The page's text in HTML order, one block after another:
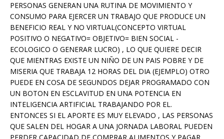
PERSONAS GENERAN UNA RUTINA DE MOVIMIENTO Y
CONSUMO PARA EJERCER UN TRABAJO QUE PRODUCE UN
BENEFICIO REAL Y NO VIRTUAL(CONCEPTO VIRTUAL
POSITIVO O NEGATIVO= OBJETIVO= BIEN SOCIAL -
ECOLOGICO O GENERAR LUCRO) , LO QUE QUIERE DECIR
QUE MIENTRAS EXISTE UN NIÑO DE UN PAIS POBRE Y DE
MISERIA QUE TRABAJA 12 HORAS DEL DIA (EJEMPLO) OTRO
PUEDE EN COSA DE SEGUNDOS DEJAR PROGRAMADO CON
UN BOTON EN ESCLAVITUD EN UNA POTENCIA EN
INTELIGENCIA ARTIFICIAL TRABAJANDO POR EL.
ENTONCES SI EL APORTE ES MUY ELEVADO , LAS PERSONAS
QUE SALEN DEL HOGAR A UNA JORNADA LABORAL PUEDEN